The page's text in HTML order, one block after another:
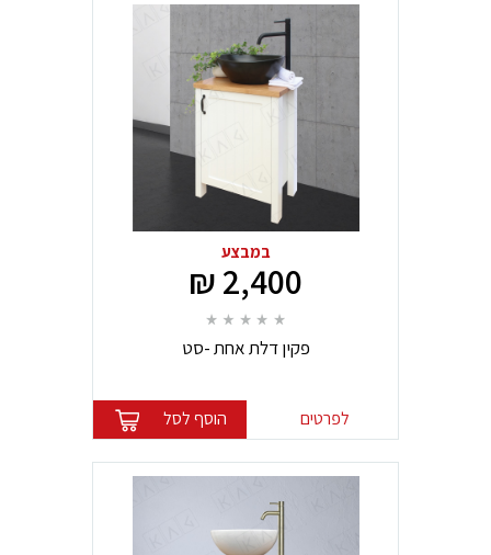
במבצע
2,400 ₪
פקין דלת אחת -סט
לפרטים הוסף לסל